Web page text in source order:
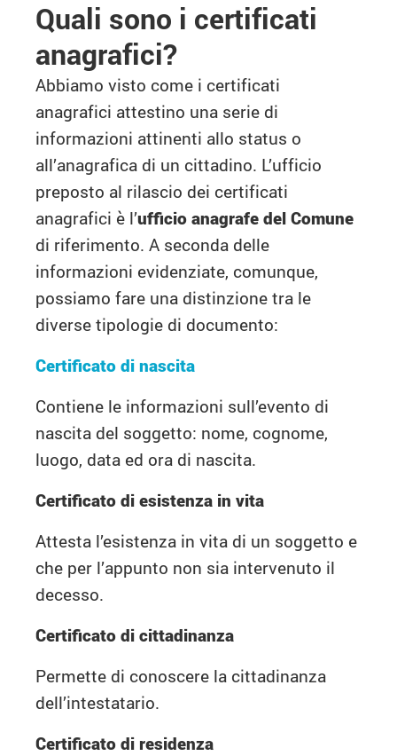
Quali sono i certificati
anagrafici?
Abbiamo visto come i certificati
anagrafici attestino una serie di
informazioni attinenti allo status o
all’anagrafica di un cittadino. L’ufficio
preposto al rilascio dei certificati
anagrafici è l’ufficio anagrafe del Comune
di riferimento. A seconda delle
informazioni evidenziate, comunque,
possiamo fare una distinzione tra le
diverse tipologie di documento:
Certificato di nascita
Contiene le informazioni sull’evento di
nascita del soggetto: nome, cognome,
luogo, data ed ora di nascita.
Certificato di esistenza in vita
Attesta l’esistenza in vita di un soggetto e
che per l’appunto non sia intervenuto il
decesso.
Certificato di cittadinanza
Permette di conoscere la cittadinanza
dell’intestatario.
Certificato di residenza